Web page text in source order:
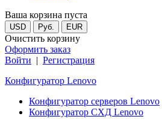
Ваша корзина пуста
USD Руб. EUR
Очистить корзину
Оформить заказ
Войти | Регистрация
Конфигуратор Lenovo
Конфигуратор серверов Lenovo
Конфигуратор СХД Lenovo